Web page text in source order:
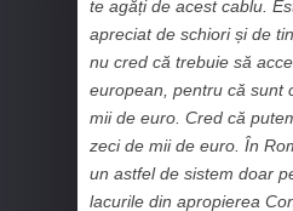
te agăți de acest cablu.
apreciat de schiori și de
nu cred că trebuie să
european, pentru că sunt
mii de euro. Cred că
zeci de mii de euro. În
un astfel de sistem doar
lacurile din apropierea